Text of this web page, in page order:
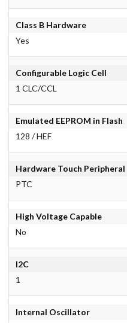
Class B Hardware
Yes
Configurable Logic Cell
1 CLC/CCL
Emulated EEPROM in Flash
128 / HEF
Hardware Touch Peripheral
PTC
High Voltage Capable
No
I2C
1
Internal Oscillator